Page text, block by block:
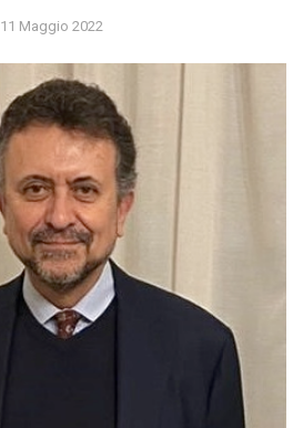
11 Maggio 2022